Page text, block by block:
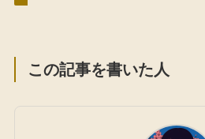
この記事を書いた人